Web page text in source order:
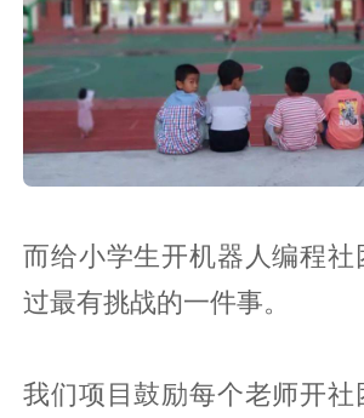
而给小学生开机器人编程社
过最有挑战的一件事。
我们项目鼓励每个老师开社